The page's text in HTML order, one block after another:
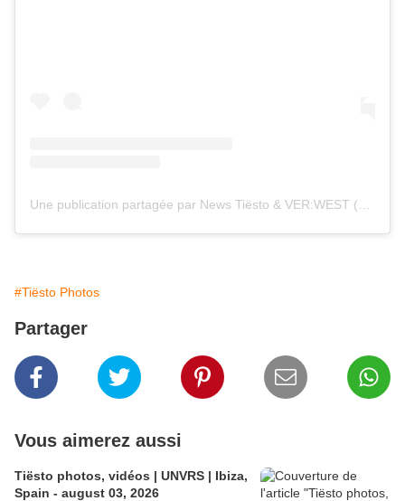
#Tiësto Photos
Partager
Vous aimerez aussi
Tiësto photos, vidéos | UNVRS | Ibiza,
Spain - august 03, 2026